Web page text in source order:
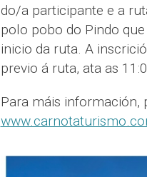
do/a participante e a
polo pobo do Pindo
inicio da ruta. A
previo á ruta, ata as
Para máis información,